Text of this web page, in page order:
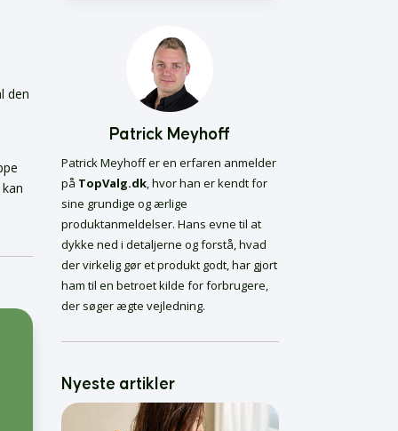
den
Alsidighed møder
komfort
Polax Premium
Infrarødt
Saunatæppe: Effektiv
vægttabshjælper
DeluxeCare: Letvægts
luksus
NordicHigh PRO:
Nordisk kvalitet og
Sådan får du mest ud
af dit saunatæppe
Fremtiden for
infrarød saunaterapi
spørgsmål om
Hårolie bedst i test
Skælshampoo Bedst i
Test
Patrick Meyhoff
Patrick Meyhoff er en erfaren anmelder
på TopValg.dk, hvor han er kendt for
sine grundige og ærlige
produktanmeldelser. Hans evne til at
dykke ned i detaljerne og forstå, hvad
der virkelig gør et produkt godt, har gjort
ham til en betroet kilde for forbrugere,
der søger ægte vejledning.
Nyeste artikler